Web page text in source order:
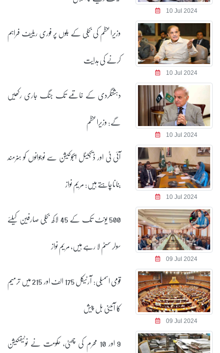
10 Jul 2024
10 Jul 2024
وزیراعظم کی بجلی کے بلوں پر فوری ریلیف فراہم
کرنے کی ہدایت
10 Jul 2024
دہشتگردی کے خاتمے تک جنگ جاری رکھیں
گے: وزیراعظم
10 Jul 2024
آئی ٹی اور ڈیجیٹل ایجوکیشن سے نوجوانوں کو ہنرمند
بناناچاہتے ہیں: مریم نواز
09 Jul 2024
500 یونٹ تک کے 45 لاکھ بجلی صارفین کیلئے
سولر سسٹم لا رہے ہیں، مریم نواز
09 Jul 2024
قومی اسمبلی: آرٹیکل 175 الف اور 215 میں ترمیم
کا آئینی بل پیش
9 اور 10 محرم کی چھٹی، حکومت نے نوٹیفکیشن